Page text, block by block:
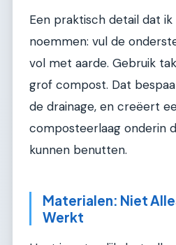
Een praktisch detail dat
noemmen: vul de
vol met aarde. Gebruik
grof compost. Dat
de drainage, en creëert
composteerlaag onderin
kunnen benutten.
Materialen: Niet
Werkt